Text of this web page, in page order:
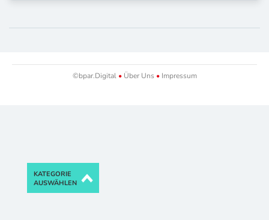
©bpar.Digital •Über Uns •Impressum
KATEGORIE
AUSWÄHLEN